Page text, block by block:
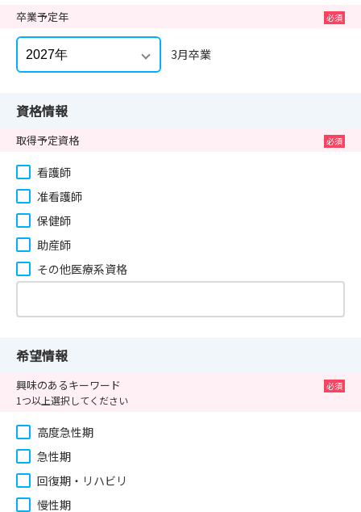
卒業予定年
3月卒業
資格情報
取得予定資格
看護師
准看護師
保健師
助産師
その他医療系資格
希望情報
興味のあるキーワード
1つ以上選択してください
高度急性期
急性期
回復期・リハビリ
慢性期